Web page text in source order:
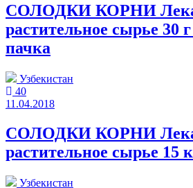
СОЛОДКИ КОРНИ
растительное сырье 30
пачка
Узбекистан
40
11.04.2018
СОЛОДКИ КОРНИ
растительное сырье 15
Узбекистан